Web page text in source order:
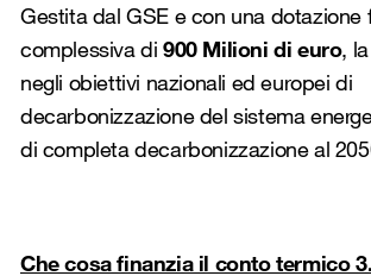
Gestita dal GSE e con una dotazione
complessiva di 900 Milioni di euro,
negli obiettivi nazionali ed europei di
decarbonizzazione del sistema
di completa decarbonizzazione al
Che cosa finanzia il conto termico